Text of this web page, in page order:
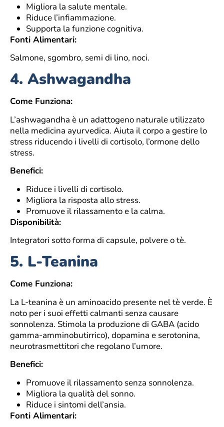
Migliora la salute mentale.
Riduce l’infiammazione.
Supporta la funzione cognitiva.
Fonti Alimentari:
Salmone, sgombro, semi di lino, noci.
4. Ashwagandha
Come Funziona:
L’ashwagandha è un adattogeno naturale utilizzato
nella medicina ayurvedica. Aiuta il corpo a gestire lo
stress riducendo i livelli di cortisolo, l’ormone dello
stress.
Benefici:
Riduce i livelli di cortisolo.
Migliora la risposta allo stress.
Promuove il rilassamento e la calma.
Disponibilità:
Integratori sotto forma di capsule, polvere o tè.
5. L-Teanina
Come Funziona:
La L-teanina è un aminoacido presente nel tè verde. È
noto per i suoi effetti calmanti senza causare
sonnolenza. Stimola la produzione di GABA (acido
gamma-amminobutirrico), dopamina e serotonina,
neurotrasmettitori che regolano l’umore.
Benefici:
Promuove il rilassamento senza sonnolenza.
Migliora la qualità del sonno.
Riduce i sintomi dell’ansia.
Fonti Alimentari: